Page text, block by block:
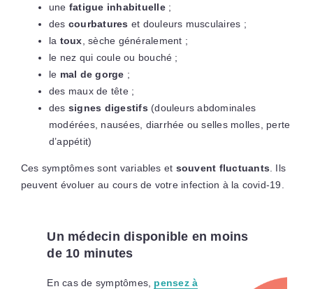
une fatigue inhabituelle;
des courbatures et douleurs musculaires ;
la toux , sèche généralement ;
le nez qui coule ou bouché ;
le mal de gorge ;
des maux de tête ;
des signes digestifs (douleurs abdominales
modérées, nausées, diarrhée ou selles molles, perte
d’appétit)
Ces symptômes sont variables et souvent fluctuants . Ils
peuvent évoluer au cours de votre infection à la covid-19.
Un médecin disponible en moins
de 10 minutes
En cas de symptômes, pensez à